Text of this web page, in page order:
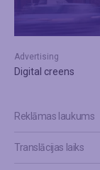
Advertising
Digital creens
Reklāmas laukums
Translācijas laiks